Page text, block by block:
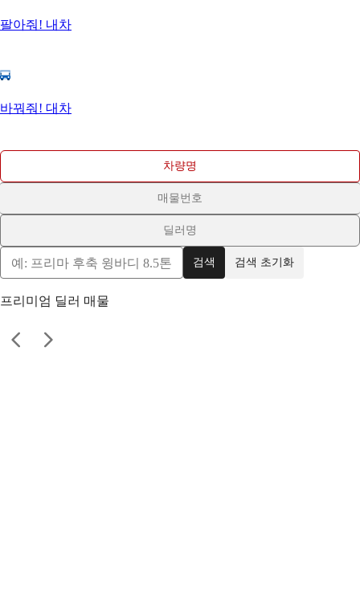
팔아줘! 내차
바꿔줘! 대차
차량명
매물번호
딜러명
검색 검색 초기화
프리미엄 딜러 매물